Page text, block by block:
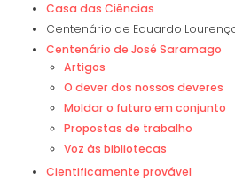
Casa das Ciências
Centenário de Eduardo
Centenário de José Saramago
Artigos
O dever dos nossos deveres
Moldar o futuro em conjunto
Propostas de trabalho
Voz às bibliotecas
Cientificamente provável